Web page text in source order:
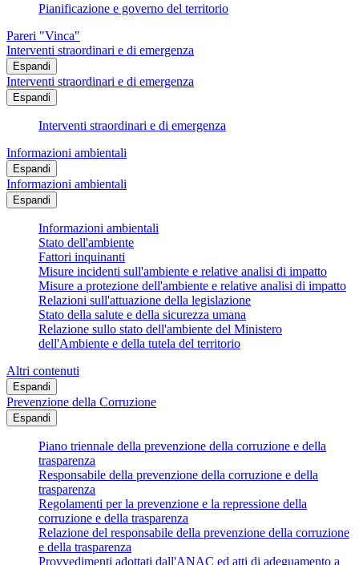
Pianificazione e governo del territorio
Pareri "Vinca"
Interventi straordinari e di emergenza
Espandi
Interventi straordinari e di emergenza
Espandi
Interventi straordinari e di emergenza
Informazioni ambientali
Espandi
Informazioni ambientali
Espandi
Informazioni ambientali
Stato dell'ambiente
Fattori inquinanti
Misure incidenti sull'ambiente e relative analisi di impatto
Misure a protezione dell'ambiente e relative analisi di impatto
Relazioni sull'attuazione della legislazione
Stato della salute e della sicurezza umana
Relazione sullo stato dell'ambiente del Ministero
dell'Ambiente e della tutela del territorio
Altri contenuti
Espandi
Prevenzione della Corruzione
Espandi
Piano triennale della prevenzione della corruzione e della
trasparenza
Responsabile della prevenzione della corruzione e della
trasparenza
Regolamenti per la prevenzione e la repressione della
corruzione e della trasparenza
Relazione del responsabile della prevenzione della corruzione
e della trasparenza
Provvedimenti adottati dall'ANAC ed atti di adeguamento a